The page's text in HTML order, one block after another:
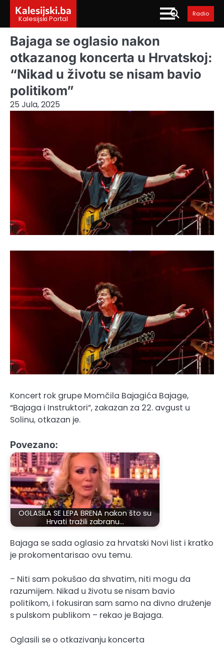
content
Kalesijski.ba
Kalesijski Portal
Radio
Bajaga se oglasio nakon
otkazanog koncerta u Hrvatskoj:
“Nikad u životu se nisam bavio
politikom”
25 Jula, 2025
Koncert rok grupe Momčila Bajagića Bajage,
“Bajaga i Instruktori”, zakazan za 22. avgust u
Solinu, otkazan je.
Povezano:
OGLASILA SE LEPA BRENA nakon što su
Hrvati tražili zabranu…
Bajaga se sada oglasio za hrvatski Novi list i kratko
je prokomentarisao ovu temu.
– Niti sam pokušao da shvatim, niti mogu da
razumijem. Nikad u životu se nisam bavio
politikom, i fokusiran sam samo na divno druženje
s pulskom publikom – rekao je Bajaga.
Oglasili se o otkazivanju koncerta